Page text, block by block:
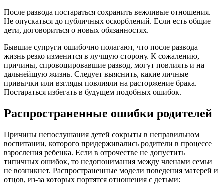
После развода постараться сохранить вежливые отношения.
Не опускаться до публичных оскорблений. Если есть общие
дети, договориться о новых обязанностях.
Бывшие супруги ошибочно полагают, что после развода
жизнь резко изменится в лучшую сторону. К сожалению,
причины, спровоцировавшие развод, могут повлиять и на
дальнейшую жизнь. Следует выяснить, какие личные
привычки или взгляды повлияли на расторжение брака.
Постараться избегать в будущем подобных ошибок.
Распространенные ошибки родителей
Причины непослушания детей сокрыты в неправильном
воспитании, которого придерживались родители в процессе
взросления ребенка. Если в отрочестве не допустить
типичных ошибок, то недопонимания между членами семьи
не возникнет. Распространенные модели поведения матерей и
отцов, из-за которых портятся отношения с детьми: